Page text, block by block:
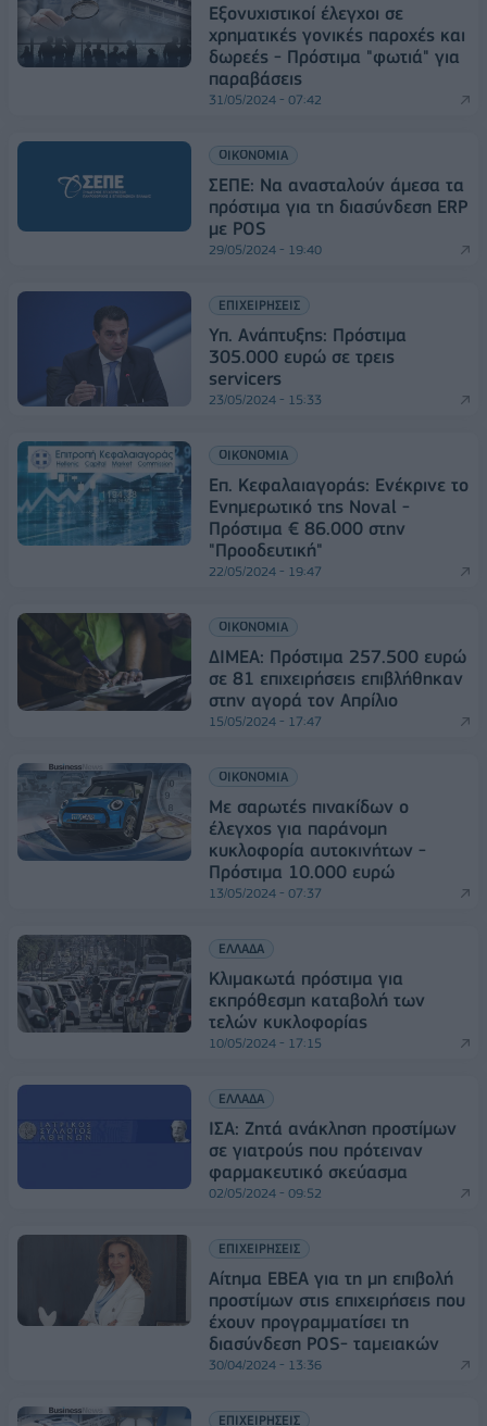
Εξονυχιστικοί έλεγχοι σε
χρηματικές γονικές παροχές και
δωρεές - Πρόστιμα "φωτιά" για
παραβάσεις
31/05/2024 - 07:42
ΟΙΚΟΝΟΜΙΑ
ΣΕΠΕ: Να ανασταλούν άμεσα τα
πρόστιμα για τη διασύνδεση ERP
με POS
29/05/2024 - 19:40
ΕΠΙΧΕΙΡΗΣΕΙΣ
Υπ. Ανάπτυξης: Πρόστιμα
305.000 ευρώ σε τρεις
servicers
23/05/2024 - 15:33
ΟΙΚΟΝΟΜΙΑ
Επ. Κεφαλαιαγοράς: Ενέκρινε το
Ενημερωτικό της Noval -
Πρόστιμα € 86.000 στην
"Προοδευτική"
22/05/2024 - 19:47
ΟΙΚΟΝΟΜΙΑ
ΔΙΜΕΑ: Πρόστιμα 257.500 ευρώ
σε 81 επιχειρήσεις επιβλήθηκαν
στην αγορά τον Απρίλιο
15/05/2024 - 17:47
ΟΙΚΟΝΟΜΙΑ
Με σαρωτές πινακίδων ο
έλεγχος για παράνομη
κυκλοφορία αυτοκινήτων -
Πρόστιμα 10.000 ευρώ
13/05/2024 - 07:37
ΕΛΛΑΔΑ
Κλιμακωτά πρόστιμα για
εκπρόθεσμη καταβολή των
τελών κυκλοφορίας
10/05/2024 - 17:15
ΕΛΛΑΔΑ
ΙΣΑ: Ζητά ανάκληση προστίμων
σε γιατρούς που πρότειναν
φαρμακευτικό σκεύασμα
02/05/2024 - 09:52
ΕΠΙΧΕΙΡΗΣΕΙΣ
Αίτημα ΕΒΕΑ για τη μη επιβολή
προστίμων στις επιχειρήσεις που
έχουν προγραμματίσει τη
διασύνδεση POS- ταμειακών
30/04/2024 - 13:36
ΕΠΙΧΕΙΡΗΣΕΙΣ